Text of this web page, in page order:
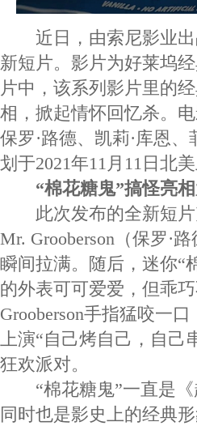
近日，由索尼影业出
新短片。影片为好莱坞
片中，该系列影片里的
相，掀起情怀回忆杀。
保罗·路德、凯莉·库恩
划于2021年11月11日北美
“棉花糖鬼”搞怪亮
此次发布的全新短片
Mr. Grooberson（保罗·
瞬间拉满。随后，迷你“
的外表可可爱爱，但乖
Grooberson手指猛咬一
上演“自己烤自己，自己
狂欢派对。
“棉花糖鬼”一直是《
同时也是影史上的经典